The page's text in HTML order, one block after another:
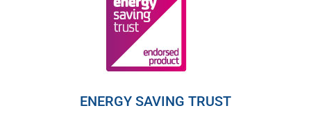
ENERGY SAVING TRUST